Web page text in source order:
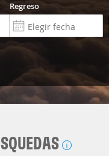
Regreso